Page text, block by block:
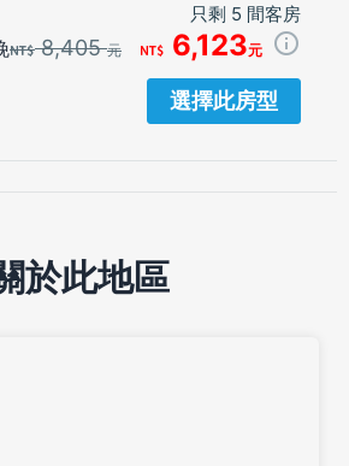
只剩 5 間客房
8,405元 6,123元
選擇此房型
於此地區